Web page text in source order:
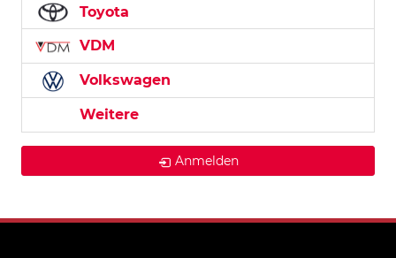
Toyota
VDM
Volkswagen
Weitere
Anmelden